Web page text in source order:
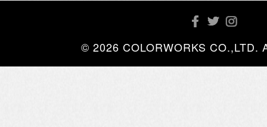
© 2026 COLORWORKS CO.,LTD.